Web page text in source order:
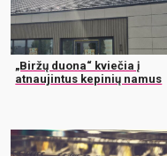
„Biržų duona“ kviečia į
atnaujintus kepinių namus